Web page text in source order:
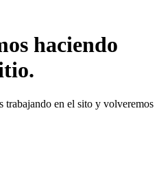
haciendo
trabajando en el sito y volveremos